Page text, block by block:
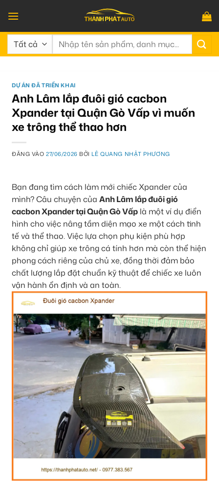
qua
nội
dung
Tìm
DỰ ÁN ĐÃ TRIỂN KHAI
Anh Lâm lắp đuôi gió cacbon
Xpander tại Quận Gò Vấp vì muốn
xe trông thể thao hơn
ĐĂNG VÀO27/06/2026 BỞI LÊ QUANG NHẬT PHƯƠNG
Bạn đang tìm cách làm mới chiếc Xpander của
mình? Câu chuyện của Anh Lâm lắp đuôi gió
cacbon Xpander tại Quận Gò Vấp là một ví dụ điển
hình cho việc nâng tầm diện mạo xe một cách tinh
tế và thể thao. Việc lựa chọn phụ kiện phù hợp
không chỉ giúp xe trông cá tính hơn mà còn thể hiện
phong cách riêng của chủ xe, đồng thời đảm bảo
chất lượng lắp đặt chuẩn kỹ thuật để chiếc xe luôn
vận hành ổn định và an toàn.